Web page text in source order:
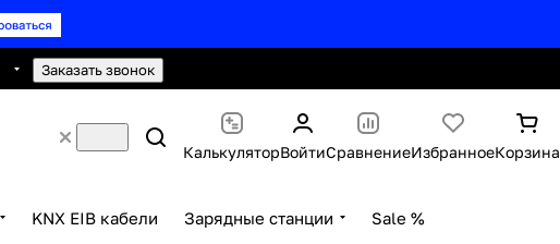
Заказать звонок
КалькуляторВойтиСравнениеИзбранноеКорзина
KNX EIB кабели Зарядные станции Sale %